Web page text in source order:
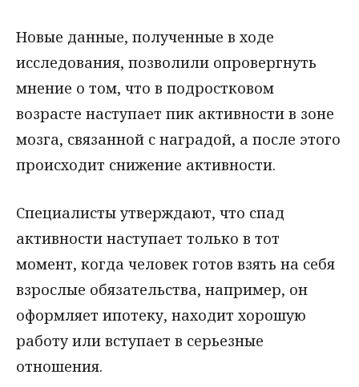
Новые данные, полученные в ходе
исследования, позволили опровергнуть
мнение о том, что в подростковом
возрасте наступает пик активности в зоне
мозга, связанной с наградой, а после этого
происходит снижение активности.
Специалисты утверждают, что спад
активности наступает только в тот
момент, когда человек готов взять на себя
взрослые обязательства, например, он
оформляет ипотеку, находит хорошую
работу или вступает в серьезные
отношения.